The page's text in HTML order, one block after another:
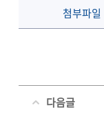
첨부파일
다음글